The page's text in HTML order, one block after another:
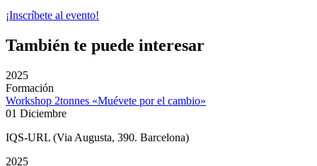
¡Inscríbete al evento!
También te puede interesar
2025
Formación
Workshop 2tonnes «Muévete por el cambio»
01 Diciembre
IQS-URL (Via Augusta, 390. Barcelona)
2025